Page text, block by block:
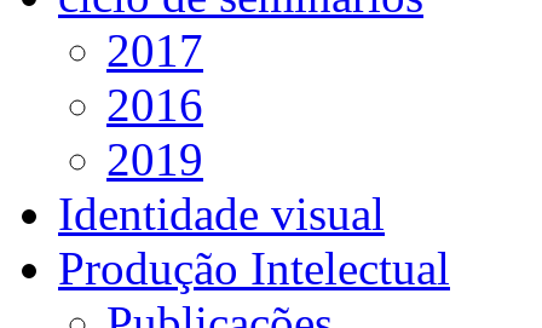
2017
2016
2019
Identidade visual
Produção Intelectual